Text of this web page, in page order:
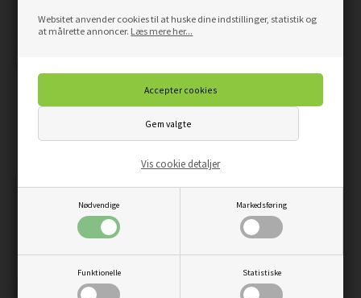
Websitet anvender cookies til at huske dine indstillinger, statistik og
at målrette annoncer. Læs mere her...
Nødvendige Markedsføring
Funktionelle Statistiske
Vis cookie detaljer
WALLSTICKERS
229,00 194,65DKK
LARVE MED TAL 1-10 -
WALLSTICKERS
159,00 135,15DKK